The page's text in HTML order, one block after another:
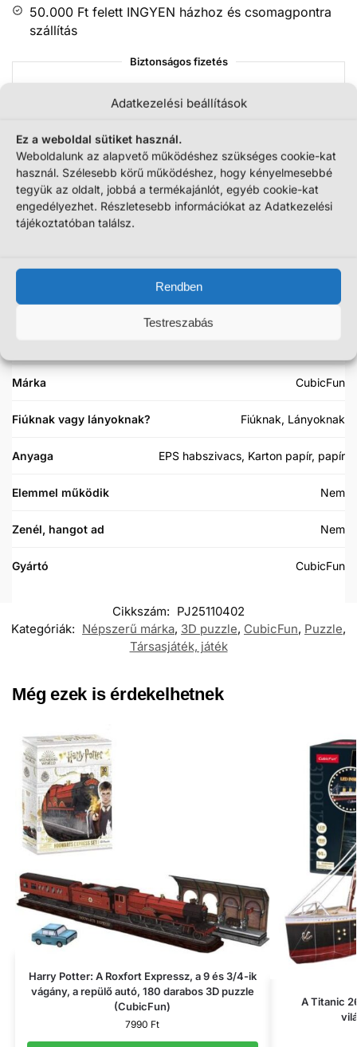
Adatkezelési beállítások
Ez a weboldal sütiket használ.
Weboldalunk az alapvető működéshez szükséges cookie-kat
használ. Szélesebb körű működéshez, hogy kényelmesebbé
tegyük az oldalt, jobbá a termékajánlót, egyéb cookie-kat
engedélyezhet. Részletesebb információkat az Adatkezelési
tájékoztatóban találsz.
Rendben
Testreszabás
50.000 Ft felett INGYEN házhoz és csomagpontra
szállítás
Biztonságos fizetés
További információk
Tömeg 800 g
Márka CubicFun
Fiúknak vagy lányoknak? Fiúknak, Lányoknak
Anyaga EPS habszivacs, Karton papír, papír
Elemmel működik Nem
Zenél, hangot ad Nem
Gyártó CubicFun
Cikkszám: PJ25110402
Kategóriák: Népszerű márka, 3D puzzle, CubicFun, Puzzle,
Társasjáték, játék
Még ezek is érdekelhetnek
Harry Potter: A Roxfort Expressz, a 9 és 3/4-ik
vágány, a repülő autó, 180 darabos 3D puzzle
(CubicFun)
7990 Ft
A Titanic